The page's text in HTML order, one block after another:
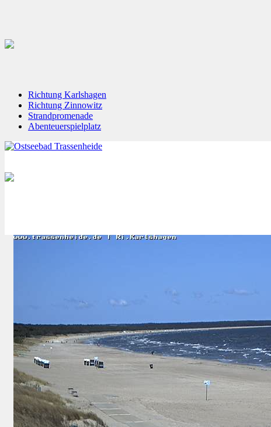
Richtung Karlshagen
Richtung Zinnowitz
Strandpromenade
Abenteuerspielplatz